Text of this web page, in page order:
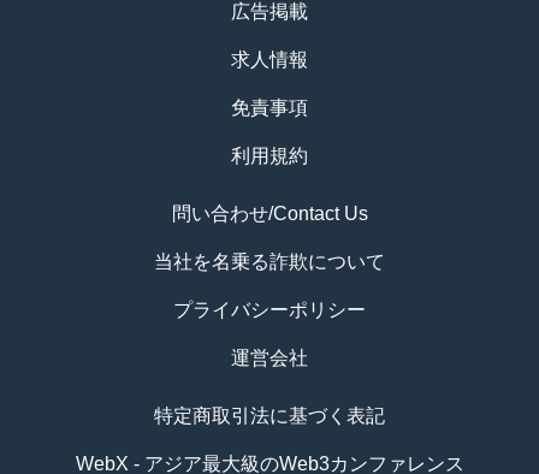
広告掲載
求人情報
免責事項
利用規約
問い合わせ/Contact Us
当社を名乗る詐欺について
プライバシーポリシー
運営会社
特定商取引法に基づく表記
WebX - アジア最大級のWeb3カンファレンス